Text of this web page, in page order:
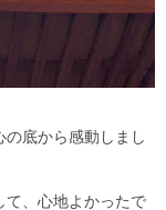
底から感動しまし
て、心地よかったで